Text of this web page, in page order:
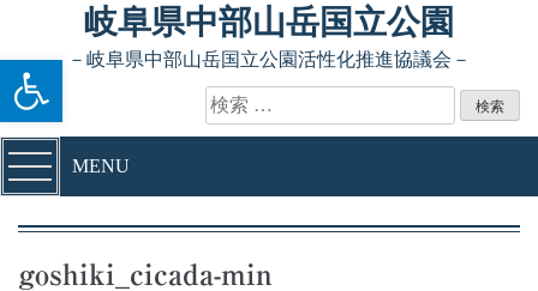
ツールバーを開く
Skip to content岐阜県中部山岳国立公園
－岐阜県中部山岳国立公園活性化推進協議会－
検索:
MENU
goshiki_cicada-min